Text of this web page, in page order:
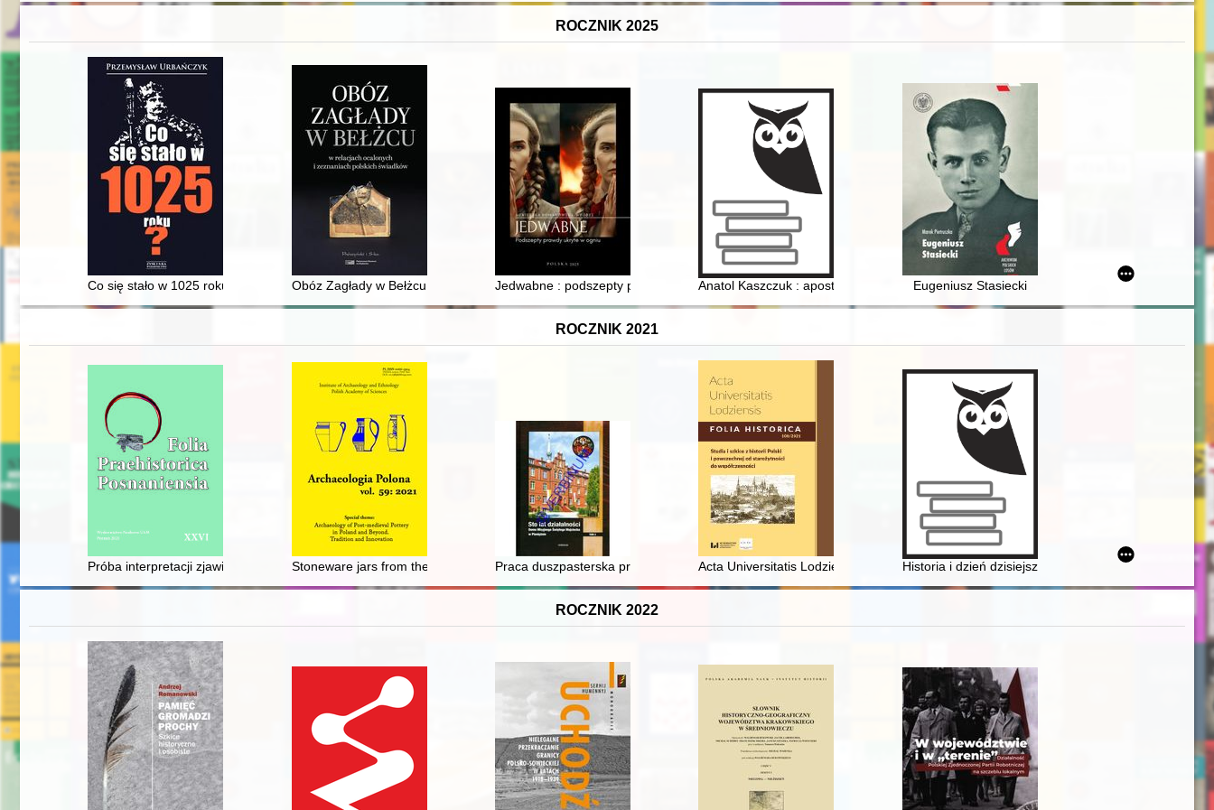
ROCZNIK 2025
Co się stało w 1025 roku? Obóz Zagłady w Bełżcu : w relacjach ocalonych i zeznaniach polskich świadków
Jedwabne : podszepty prawdy ukryte w ogniuAnatol Kaszczuk : apostoł Maryi : (materiały z sympozjów w Elblągu i Zamościu)
Eugeniusz Stasiecki
ROCZNIK 2021
Próba interpretacji zjawiska rytualnego składania ofiar z ludzi na Słowiańszczyźnie Zachodniej = An attempt to interpret the issue of ritual sacrificies from people on Western Slavdom territory
Stoneware jars from the 18th century from the Saxon palace in WarsawPraca duszpasterska prowadzona przez Kościół katolicki i werbistów w Rosji, na Ukrainie i Białorusi w minionym stuleciu
Acta Universitatis Lodziensis. [Vol.] 108 (2021),Historia i dzień dzisiejszy Polonii gruzińskiej
ROCZNIK 2022